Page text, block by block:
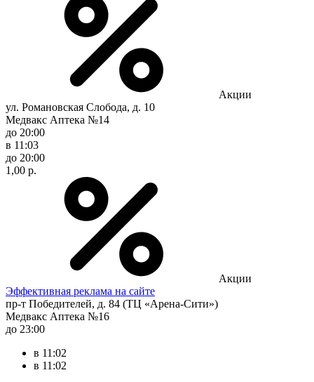
Акции
ул. Романовская Слобода, д. 10
Медвакс Аптека №14
до 20:00
в 11:03
до 20:00
1,00 р.
Акции
Эффективная реклама на сайте
пр-т Победителей, д. 84 (ТЦ «Арена-Сити»)
Медвакс Аптека №16
до 23:00
в 11:02
в 11:02